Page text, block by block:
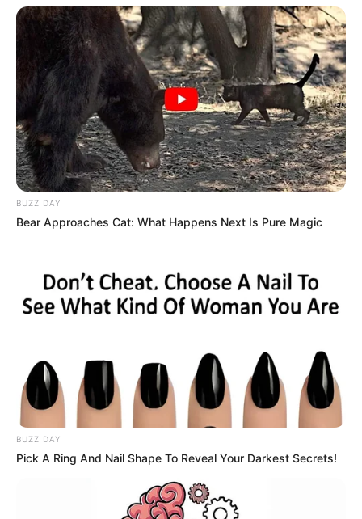
+Autor da EC 120, dep. Valtenir Pereira disse que Portaria dos R$
2.424 já está pronta
URGENTE: Para receber os R$ 2.424 será necessário
regulamentar a EC 120
Parceiro da CONACS orienta de como proceder para obter o Piso
de 2 salários mínimos.
+Tratamento inovador elimina totalmente o câncer de mama em
estágio inicial.
Novo Piso Nacional: A direção da CONACS esclarece os
motivos da diferença entre os textos das Portarias 2.109 e
1.971
BUZZ DAY
Bear Approaches Cat: What Happens Next Is Pure Magic
BUZZ DAY
Pick A Ring And Nail Shape To Reveal Your Darkest Secrets!